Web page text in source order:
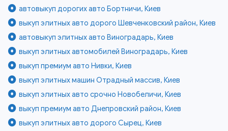
автовыкуп дорогих авто Бортничи, Киев
выкуп элитных авто дорого Шевченковский район, Киев
автовыкуп элитных авто Виноградарь, Киев
выкуп элитных автомобилей Виноградарь, Киев
выкуп премиум авто Нивки, Киев
выкуп элитных машин Отрадный массив, Киев
выкуп элитных авто срочно Новобеличи, Киев
выкуп премиум авто Днепровский район, Киев
выкуп элитных авто дорого Сырец, Киев